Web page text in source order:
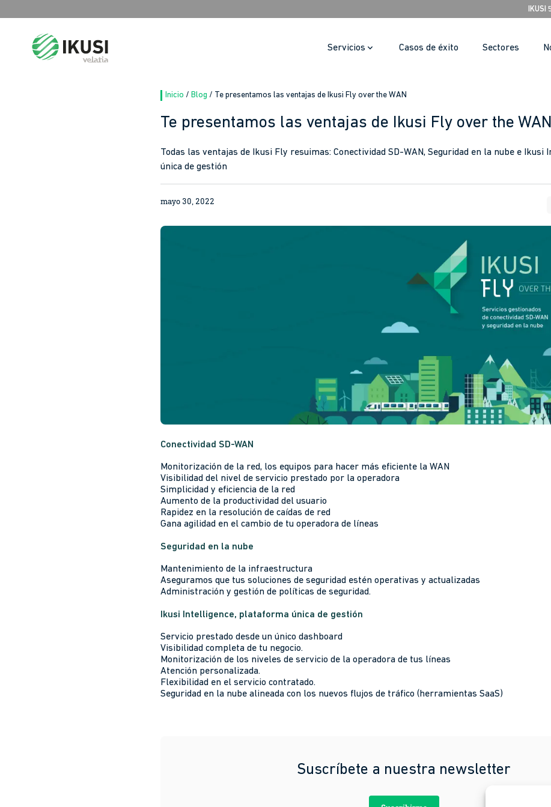
IKUSI
Servicios Casos de éxito Sectores
Inicio / Blog / Te presentamos las ventajas de Ikusi Fly over the WAN
Te presentamos las ventajas de Ikusi Fly over the WAN
Todas las ventajas de Ikusi Fly resuimas: Conectividad SD-WAN, Seguridad en la nube e
única de gestión
mayo 30, 2022
Conectividad SD-WAN
Monitorización de la red, los equipos para hacer más eficiente la WAN
Visibilidad del nivel de servicio prestado por la operadora
Simplicidad y eficiencia de la red
Aumento de la productividad del usuario
Rapidez en la resolución de caídas de red
Gana agilidad en el cambio de tu operadora de líneas
Seguridad en la nube
Mantenimiento de la infraestructura
Aseguramos que tus soluciones de seguridad estén operativas y actualizadas
Administración y gestión de políticas de seguridad.
Ikusi Intelligence, plataforma única de gestión
Servicio prestado desde un único dashboard
Visibilidad completa de tu negocio.
Monitorización de los niveles de servicio de la operadora de tus líneas
Atención personalizada.
Flexibilidad en el servicio contratado.
Seguridad en la nube alineada con los nuevos flujos de tráfico (herramientas SaaS)
Suscríbete a nuestra newsletter